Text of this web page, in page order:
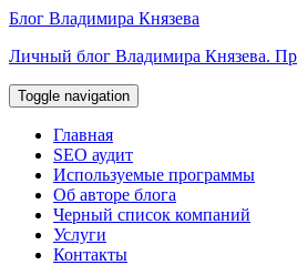
Перейти
содержимому
Блог Владимира Князева
Личный блог Владимира Князева.
Toggle navigation
Главная
SEO аудит
Используемые программы
Об авторе блога
Черный список компаний
Услуги
Контакты